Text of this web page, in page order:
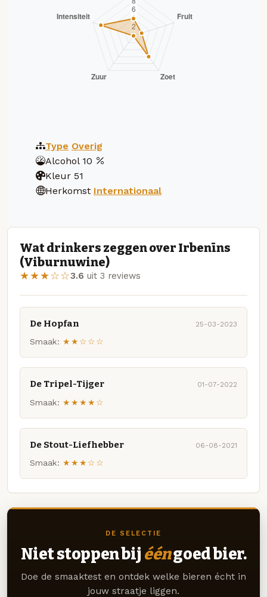
Type Overig
Alcohol 10
Kleur 51
Herkomst Internationaal
Wat drinkers zeggen over Irbenīns
(Viburnuwine)
★★★☆☆3.6 uit 3 reviews
De Hopfan 25-03-2023
Smaak: ★★☆☆☆
De Tripel-Tijger 01-07-2022
Smaak: ★★★★☆
De Stout-Liefhebber 06-08-2021
Smaak: ★★★☆☆
DE SELECTIE
Niet stoppen bij ééngoed bier.
Doe de smaaktest en ontdek welke bieren écht in
jouw straatje liggen.